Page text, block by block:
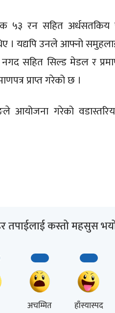
५३ रन सहित
। यद्यपि उनले आफ्नो
सहित सिल्ड मेडल र
प्राप्त गरेको छ ।
आयोजना गरेको
तपाईलाई कस्तो महसुस
अचम्मित हाँस्यास्पद